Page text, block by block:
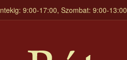
9:00-17:00, Szombat: 9:00-13:00